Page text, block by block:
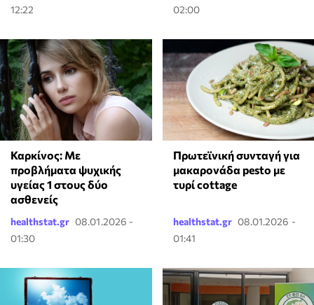
12:22
02:00
Καρκίνος: Με
προβλήματα ψυχικής
υγείας 1 στους δύο
ασθενείς
healthstat.gr 08.01.2026 -
01:30
Πρωτεϊνική συνταγή για
μακαρονάδα pesto με
τυρί cottage
healthstat.gr 08.01.2026 -
01:41